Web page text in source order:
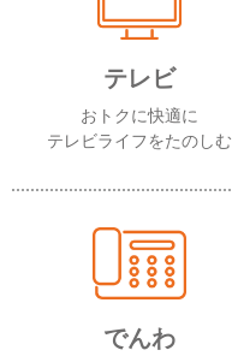
テレビ
おトクに快適に
テレビライフをたのしむ
でんわ